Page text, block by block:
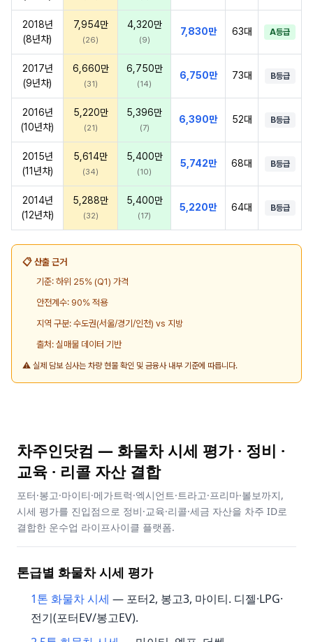
2018년
(8년차)
7,954만
(26)
4,320만
(9)
7,830만 63대 A등급
2017년
(9년차)
6,660만
(31)
6,750만
(14)
6,750만 73대 B등급
2016년
(10년차)
5,220만
(21)
5,396만
(7)
6,390만 52대 B등급
2015년
(11년차)
5,614만
(34)
5,400만
(10)
5,742만 68대 B등급
2014년
(12년차)
5,288만
(32)
5,400만
(17)
5,220만 64대 B등급
📋 산출 근거
기준: 하위 25% (Q1) 가격
안전계수: 90% 적용
지역 구분: 수도권(서울/경기/인천) vs 지방
출처: 실매물 데이터 기반
⚠️ 실제 담보 심사는 차량 현물 확인 및 금융사 내부 기준에 따릅니다.
차주인닷컴 — 화물차 시세 평가 · 정비 ·
교육 · 리콜 자산 결합
포터·봉고·마이티·메가트럭·엑시언트·트라고·프리마·볼보까지,
시세 평가를 진입점으로 정비·교육·리콜·세금 자산을 차주 ID로
결합한 운수업 라이프사이클 플랫폼.
톤급별 화물차 시세 평가
1톤 화물차 시세 — 포터2, 봉고3, 마이티. 디젤·LPG·
전기(포터EV/봉고EV).